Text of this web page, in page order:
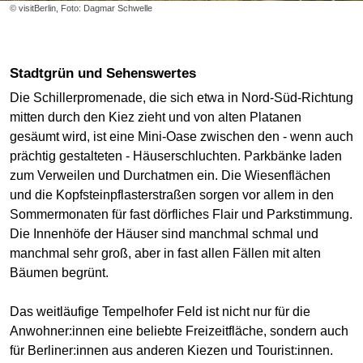
© visitBerlin, Foto: Dagmar Schwelle
Stadtgrün und Sehenswertes
Die Schillerpromenade, die sich etwa in Nord-Süd-Richtung
mitten durch den Kiez zieht und von alten Platanen
gesäumt wird, ist eine Mini-Oase zwischen den - wenn auch
prächtig gestalteten - Häuserschluchten. Parkbänke laden
zum Verweilen und Durchatmen ein. Die Wiesenflächen
und die Kopfsteinpflasterstraßen sorgen vor allem in den
Sommermonaten für fast dörfliches Flair und Parkstimmung.
Die Innenhöfe der Häuser sind manchmal schmal und
manchmal sehr groß, aber in fast allen Fällen mit alten
Bäumen begrünt.
Das weitläufige Tempelhofer Feld ist nicht nur für die
Anwohner:innen eine beliebte Freizeitfläche, sondern auch
für Berliner:innen aus anderen Kiezen und Tourist:innen.